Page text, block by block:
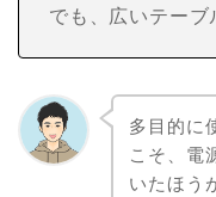
でも、広いテーブ
多目的に
こそ、電
いたほう